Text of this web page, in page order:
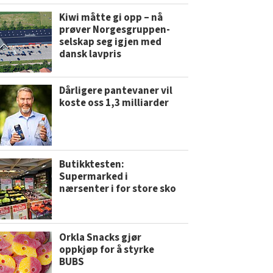
Kiwi måtte gi opp – nå
prøver Norgesgruppen-
selskap seg igjen med
dansk lavpris
Dårligere pantevaner vil
koste oss 1,3 milliarder
Butikktesten:
Supermarked i
nærsenter i for store sko
Orkla Snacks gjør
oppkjøp for å styrke
BUBS